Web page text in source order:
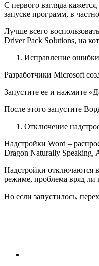
С первого взгляда
запуске программ, в
Лучше всего
Driver Pack Solutions, на
Исправление
Разработчики Microsoft
Запустите ее и нажмите
После этого запустите
Отключение
Надстройки Word –
Dragon Naturally Speaking,
Надстройки отключаются
режиме, проблема вряд ли
Но если запустилось,